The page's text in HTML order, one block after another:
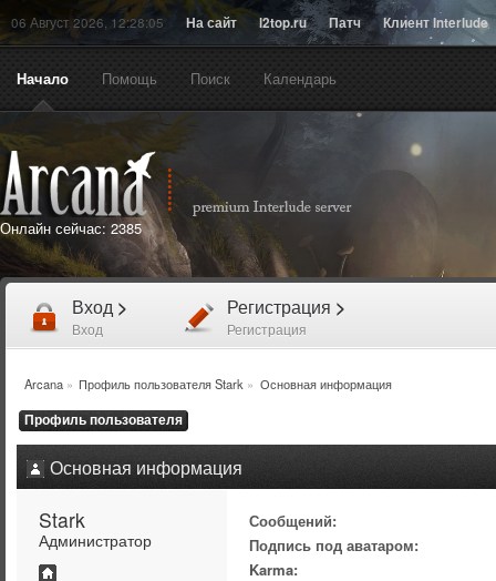
06 Август 2026, 12:28:05 На сайт l2top.ru Патч Клиент Interlude
Начало Помощь Поиск Календарь
Онлайн сейчас: 2385
Вход >
Вход
Регистрация >
Регистрация
Arcana» Профиль пользователя Stark » Основная информация
Профиль пользователя
Основная информация
Stark
Администратор
Сообщений:
Подпись под аватаром:
Karma: